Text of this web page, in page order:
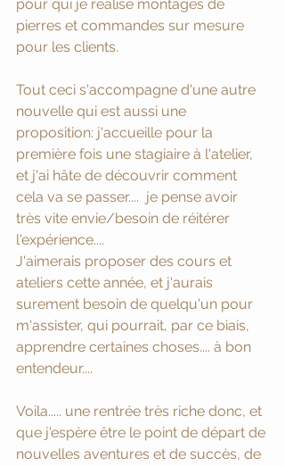
pour qui je réalise montages de
pierres et commandes sur mesure
pour les clients.
Tout ceci s'accompagne d'une autre
nouvelle qui est aussi une
proposition: j'accueille pour la
première fois une stagiaire à l'atelier,
et j'ai hâte de découvrir comment
cela va se passer....  je pense avoir
très vite envie/besoin de réitérer
l'expérience....
J'aimerais proposer des cours et
ateliers cette année, et j'aurais
surement besoin de quelqu'un pour
m'assister, qui pourrait, par ce biais,
apprendre certaines choses.... à bon
entendeur....
Voila..... une rentrée très riche donc, et
que j'espère être le point de départ de
nouvelles aventures et de succès, de